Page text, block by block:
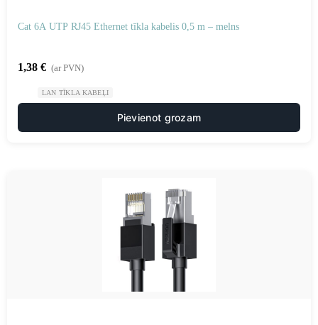
Cat 6A UTP RJ45 Ethernet tīkla kabelis 0,5 m – melns
1,38 € (ar PVN)
LAN TĪKLA KABEĻI
Pievienot grozam